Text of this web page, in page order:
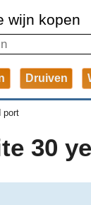
wijn kopen
Druiven
port
30